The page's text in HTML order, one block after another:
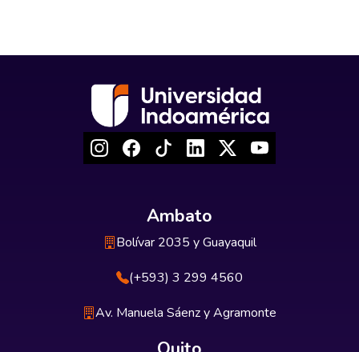
Ambato
Bolívar 2035 y Guayaquil
(+593) 3 299 4560
Av. Manuela Sáenz y Agramonte